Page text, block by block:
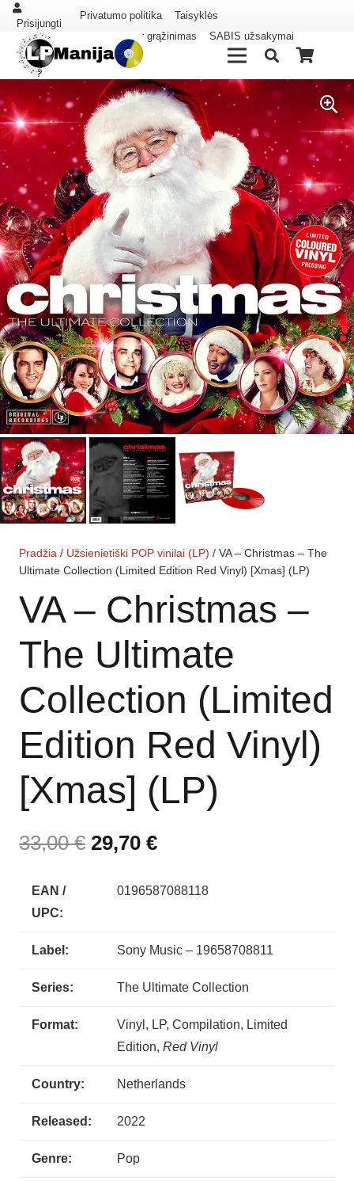
Prisijungti
Privatumo politika
Taisyklės
Pristatymas ir grąžinimas
SABIS užsakymai
Pradžia / Užsienietiški POP vinilai (LP) / VA – Christmas – The
Ultimate Collection (Limited Edition Red Vinyl) [Xmas] (LP)
VA – Christmas –
The Ultimate
Collection (Limited
Edition Red Vinyl)
[Xmas] (LP)
33,00€ 29,70 €
EAN /
UPC:
0196587088118
Label: Sony Music – 19658708811
Series: The Ultimate Collection
Format:
Vinyl, LP, Compilation, Limited
Edition, Red Vinyl
Country: Netherlands
Released: 2022
Genre: Pop